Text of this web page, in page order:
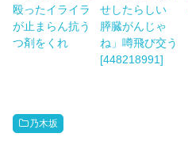
殴ったイライラ
が止まらん抗う
つ剤をくれ
せしたらしい
膵臓がんじゃ
ね」噂飛び交う
[448218991]
乃木坂